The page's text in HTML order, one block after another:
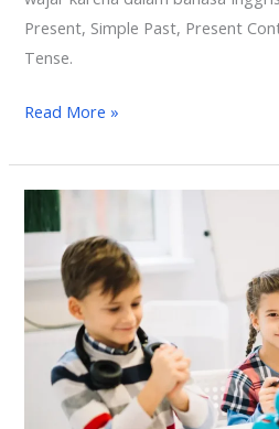
Present, Simple Past, Present
Tense.
Read More »
Hari
Anak
Nasional:
Cara
Mendukung
Anak
Tumbuh